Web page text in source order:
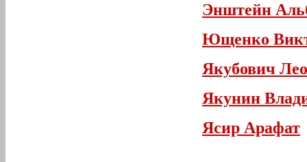
Энштейн
Ющенко
Якубович
Якунин
Ясир Арафат